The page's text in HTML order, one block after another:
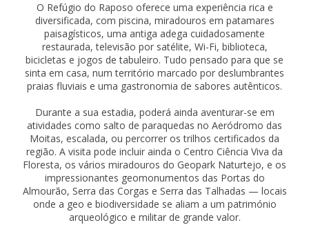
O Refúgio do Raposo oferece uma experiência rica e
diversificada, com piscina, miradouros em patamares
paisagísticos, uma antiga adega cuidadosamente
restaurada, televisão por satélite, Wi-Fi, biblioteca,
bicicletas e jogos de tabuleiro. Tudo pensado para que se
sinta em casa, num território marcado por deslumbrantes
praias fluviais e uma gastronomia de sabores autênticos.
Durante a sua estadia, poderá ainda aventurar-se em
atividades como salto de paraquedas no Aeródromo das
Moitas, escalada, ou percorrer os trilhos certificados da
região. A visita pode incluir ainda o Centro Ciência Viva da
Floresta, os vários miradouros do Geopark Naturtejo, e os
impressionantes geomonumentos das Portas do
Almourão, Serra das Corgas e Serra das Talhadas — locais
onde a geo e biodiversidade se aliam a um património
arqueológico e militar de grande valor.